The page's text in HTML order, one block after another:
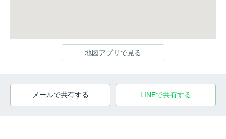
地図アプリで見る
メールで共有する LINEで共有する